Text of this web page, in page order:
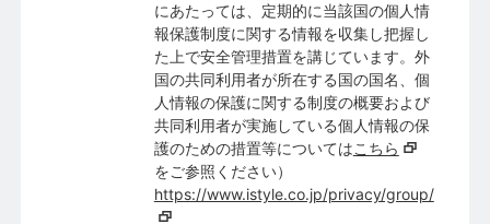
にあたっては、定期的に当該国の個人情
報保護制度に関する情報を収集し把握し
た上で安全管理措置を講じています。外
国の共同利用者が所在する国の国名、個
人情報の保護に関する制度の概要および
共同利用者が実施している個人情報の保
護のための措置等についてはこちら
をご参照ください）
https://www.istyle.co.jp/privacy/group/